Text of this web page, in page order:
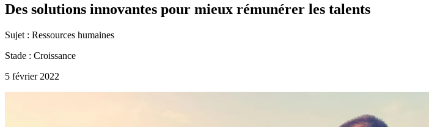
Des solutions innovantes pour mieux rémunérer les talents
Sujet : Ressources humaines
Stade : Croissance
5 février 2022